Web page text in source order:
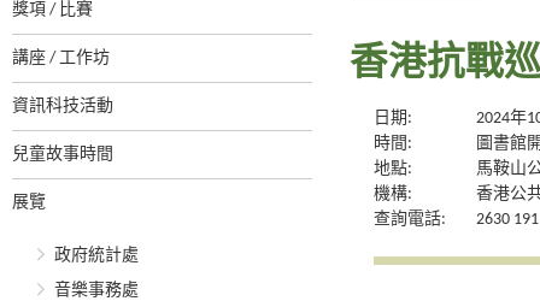
獎項 / 比賽
講座 / 工作坊
資訊科技活動
兒童故事時間
展覽
政府統計處
音樂事務處
香港抗戰
日期:
2024年
時間:
圖書館
地點:
馬鞍山
機構:
香港公
查詢電話:
2630